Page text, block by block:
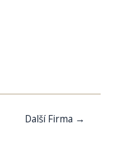
Další Firma →